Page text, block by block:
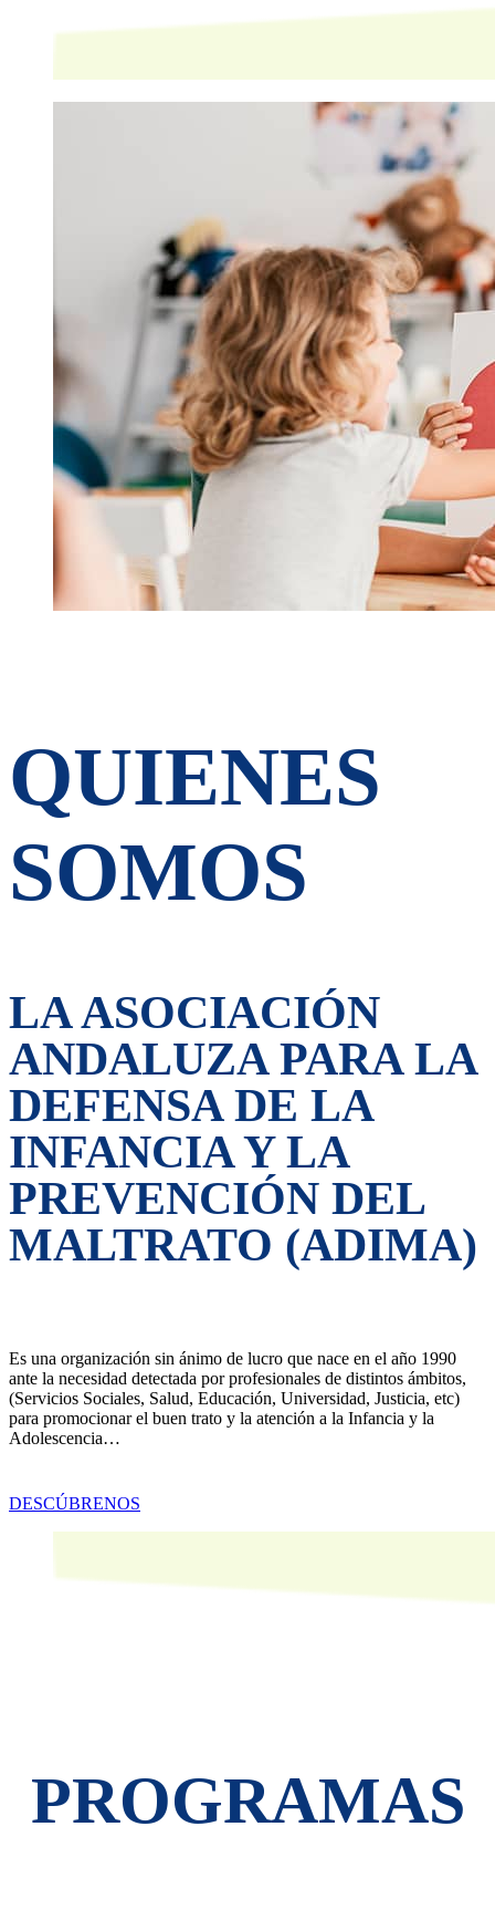
QUIENES
SOMOS
LA ASOCIACIÓN
ANDALUZA PARA LA
DEFENSA DE LA
INFANCIA Y LA
PREVENCIÓN DEL
MALTRATO (ADIMA)
Es una organización sin ánimo de lucro que nace en el año 1990
ante la necesidad detectada por profesionales de distintos ámbitos,
(Servicios Sociales, Salud, Educación, Universidad, Justicia, etc)
para promocionar el buen trato y la atención a la Infancia y la
Adolescencia…
DESCÚBRENOS
PROGRAMAS